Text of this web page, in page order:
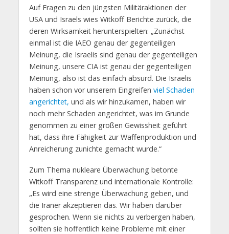
Auf Fragen zu den jüngsten Militäraktionen der
USA und Israels wies Witkoff Berichte zurück, die
deren Wirksamkeit herunterspielten: „Zunächst
einmal ist die IAEO genau der gegenteiligen
Meinung, die Israelis sind genau der gegenteiligen
Meinung, unsere CIA ist genau der gegenteiligen
Meinung, also ist das einfach absurd. Die Israelis
haben schon vor unserem Eingreifen viel Schaden
angerichtet, und als wir hinzukamen, haben wir
noch mehr Schaden angerichtet, was im Grunde
genommen zu einer großen Gewissheit geführt
hat, dass ihre Fähigkeit zur Waffenproduktion und
Anreicherung zunichte gemacht wurde.“
Zum Thema nukleare Überwachung betonte
Witkoff Transparenz und internationale Kontrolle:
„Es wird eine strenge Überwachung geben, und
die Iraner akzeptieren das. Wir haben darüber
gesprochen. Wenn sie nichts zu verbergen haben,
sollten sie hoffentlich keine Probleme mit einer